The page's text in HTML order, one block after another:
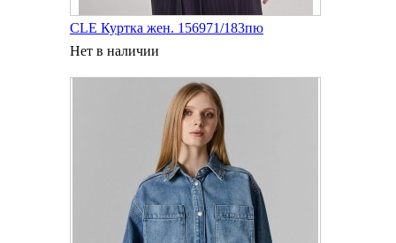
CLE Куртка жен. 156971/183пю
Нет в наличии